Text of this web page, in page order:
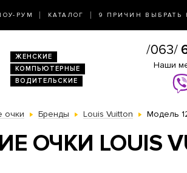
РУМ КАТАЛОГ 9 ПРИЧИН ВЫБРАТЬ
ЖЕНСКИЕ
КОМПЬЮТЕРНЫЕ
ВОДИТЕЛЬСКИЕ
Наши
очки Бренды Louis Vuitton Модель
ОЧКИ LOUIS